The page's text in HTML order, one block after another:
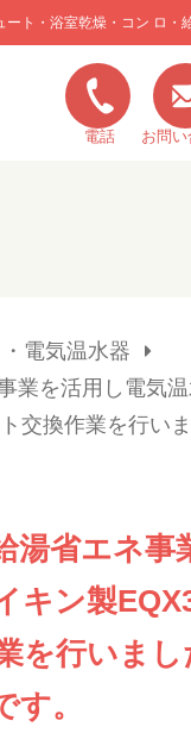
ト・浴室乾燥・コン ロ・
電話 お問
電気温水器
業を活用し電気
ト交換作業を行
湯省エネ事
キン製
を行いま
。